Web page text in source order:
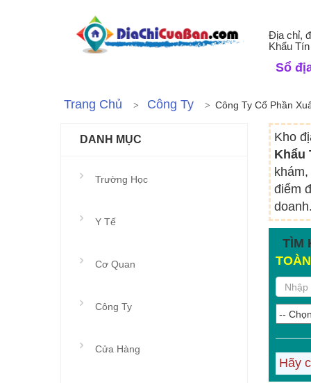
Địa chỉ,
Khẩu
Sổ
Trang Chủ Công Ty Công Ty Cổ Phần
Kho
Khẩu
điểm
TÌM
Hãy
DANH MỤC
Trường Học
Y Tế
Cơ Quan
Công Ty
Cửa Hàng